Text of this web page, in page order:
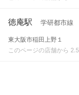
徳庵駅 学研都市線
東大阪市稲田上野１
このページの店舗から